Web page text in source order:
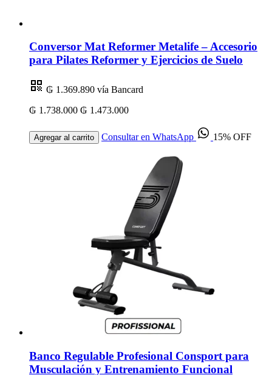
Conversor Mat Reformer Metalife – Accesorio
para Pilates Reformer y Ejercicios de Suelo
₲ 1.369.890 vía Bancard
₲ 1.738.000 ₲ 1.473.000
Agregar al carrito Consultar en WhatsApp 15% OFF
Banco Regulable Profesional Consport para
Musculación y Entrenamiento Funcional